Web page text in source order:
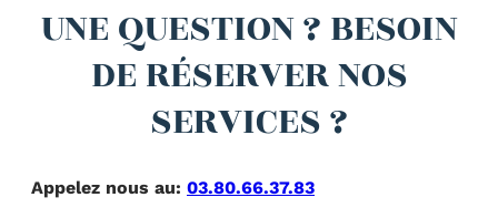
UNE QUESTION ? BESOIN
DE RÉSERVER NOS
SERVICES ?
Appelez nous au: 03.80.66.37.83